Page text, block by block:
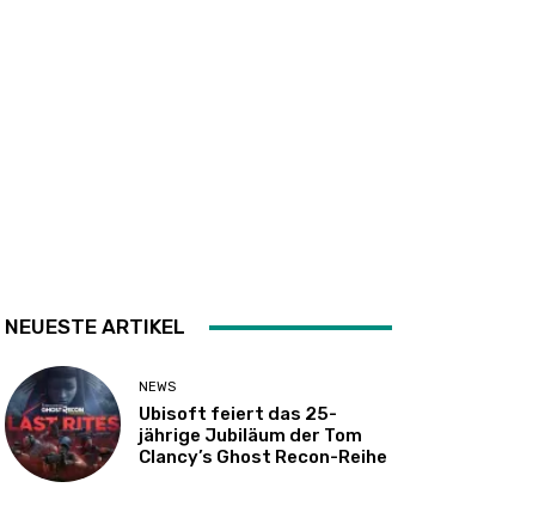
NEUESTE ARTIKEL
NEWS
Ubisoft feiert das 25-
jährige Jubiläum der Tom
Clancy’s Ghost Recon-Reihe